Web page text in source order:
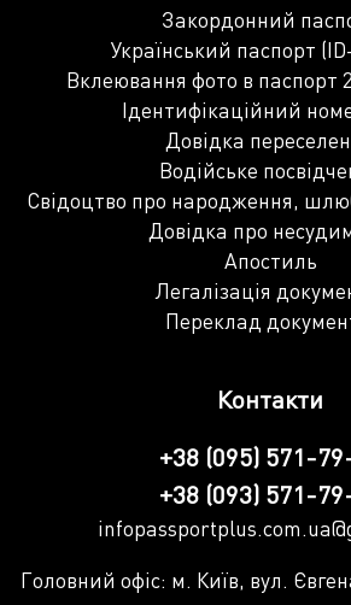
Закордонний
Український паспорт
Вклеювання фото в паспорт
Ідентифікаційний
Довідка
Водійське
Свідоцтво про народження,
Довідка про
Апостиль
Легалізація
Переклад
Контакти
+38 (095) 571-
+38 (093) 571-
Головний офіс: м. Київ, вул.